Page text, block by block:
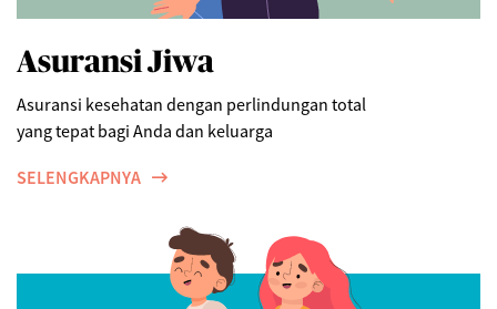
Asuransi Jiwa
Asuransi kesehatan dengan perlindungan total
yang tepat bagi Anda dan keluarga
SELENGKAPNYA